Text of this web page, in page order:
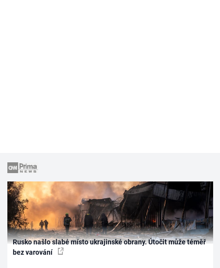
Rusko našlo slabé místo ukrajinské obrany. Útočit může téměř
bez varování